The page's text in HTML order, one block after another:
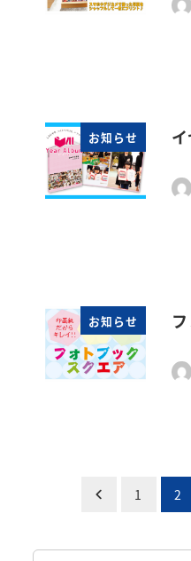
お知らせ
お知らせ
1 2